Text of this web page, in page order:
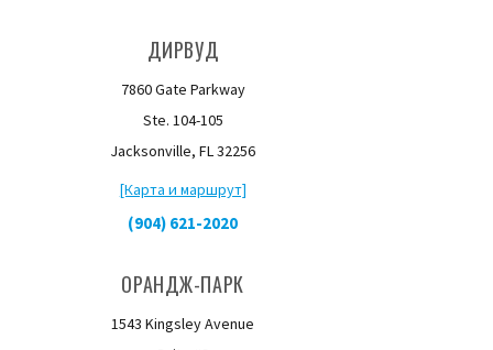
ДИРВУД
7860 Gate Parkway
Ste. 104-105
Jacksonville, FL 32256
[Карта и маршрут]
(904) 621-2020
ОРАНДЖ-ПАРК
1543 Kingsley Avenue